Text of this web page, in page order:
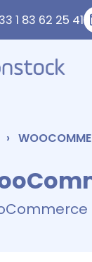
1 83 62 25 41